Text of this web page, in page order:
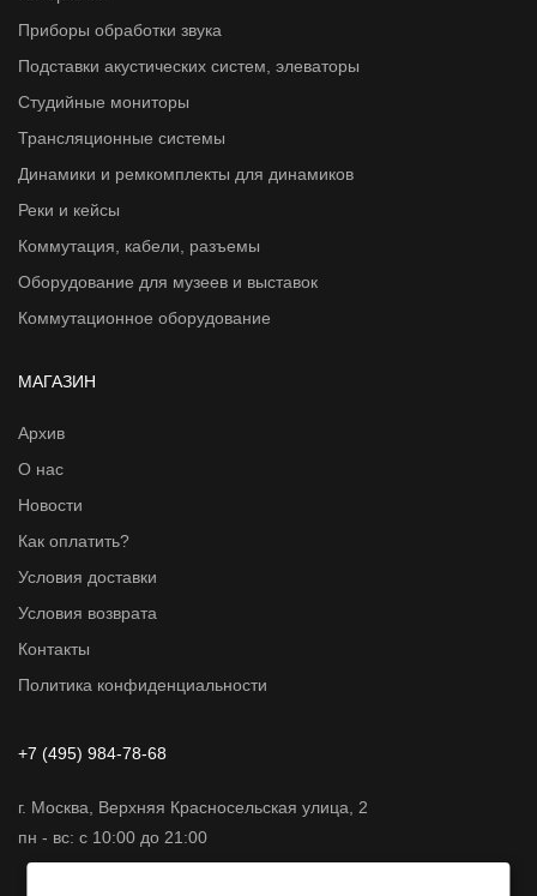
Приборы обработки звука
Подставки акустических систем, элеваторы
Студийные мониторы
Трансляционные системы
Динамики и ремкомплекты для динамиков
Реки и кейсы
Коммутация, кабели, разъемы
Оборудование для музеев и выставок
Коммутационное оборудование
МАГАЗИН
Архив
О нас
Новости
Как оплатить?
Условия доставки
Условия возврата
Контакты
Политика конфиденциальности
+7 (495) 984-78-68
г. Москва, Верхняя Красносельская улица, 2
пн - вс: с 10:00 до 21:00